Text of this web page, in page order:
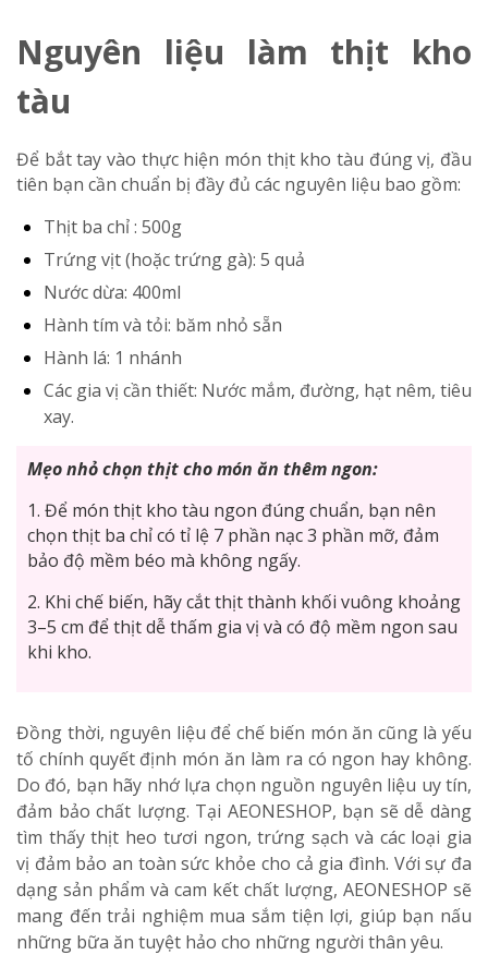
Nguyên liệu làm thịt kho
tàu
Để bắt tay vào thực hiện món thịt kho tàu đúng vị, đầu
tiên bạn cần chuẩn bị đầy đủ các nguyên liệu bao gồm:
Thịt ba chỉ : 500g
Trứng vịt (hoặc trứng gà): 5 quả
Nước dừa: 400ml
Hành tím và tỏi: băm nhỏ sẵn
Hành lá: 1 nhánh
Các gia vị cần thiết: Nước mắm, đường, hạt nêm, tiêu
xay.
Mẹo nhỏ chọn thịt cho món ăn thêm ngon:
1. Để món thịt kho tàu ngon đúng chuẩn, bạn nên
chọn thịt ba chỉ có tỉ lệ 7 phần nạc 3 phần mỡ, đảm
bảo độ mềm béo mà không ngấy.
2. Khi chế biến, hãy cắt thịt thành khối vuông khoảng
3–5 cm để thịt dễ thấm gia vị và có độ mềm ngon sau
khi kho.
Đồng thời, nguyên liệu để chế biến món ăn cũng là yếu
tố chính quyết định món ăn làm ra có ngon hay không.
Do đó, bạn hãy nhớ lựa chọn nguồn nguyên liệu uy tín,
đảm bảo chất lượng. Tại AEONESHOP, bạn sẽ dễ dàng
tìm thấythịt heo tươi ngon,trứng sạch và các loại gia
vị đảm bảo an toàn sức khỏe cho cả gia đình. Với sự đa
dạng sản phẩm và cam kết chất lượng, AEONESHOP sẽ
mang đến trải nghiệm mua sắm tiện lợi, giúp bạn nấu
những bữa ăn tuyệt hảo cho những người thân yêu.